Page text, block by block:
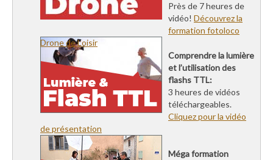
Près de 7 heures de
vidéo! Découvrez la
formation fotoloco
Drone de Loisir
Comprendre la lumière
et l’utilisation des
flashs TTL:
3 heures de vidéos
téléchargeables.
Cliquez pour la vidéo
de présentation
Méga formation